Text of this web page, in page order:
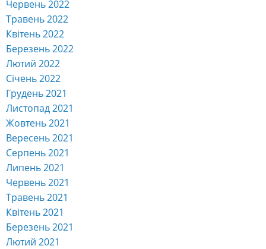
Червень 2022
Травень 2022
Квітень 2022
Березень 2022
Лютий 2022
Січень 2022
Грудень 2021
Листопад 2021
Жовтень 2021
Вересень 2021
Серпень 2021
Липень 2021
Червень 2021
Травень 2021
Квітень 2021
Березень 2021
Лютий 2021